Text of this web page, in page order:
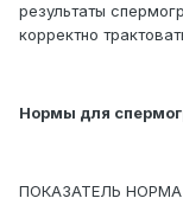
результаты
корректно
Нормы для
ПОКАЗАТЕЛЬ НОРМА